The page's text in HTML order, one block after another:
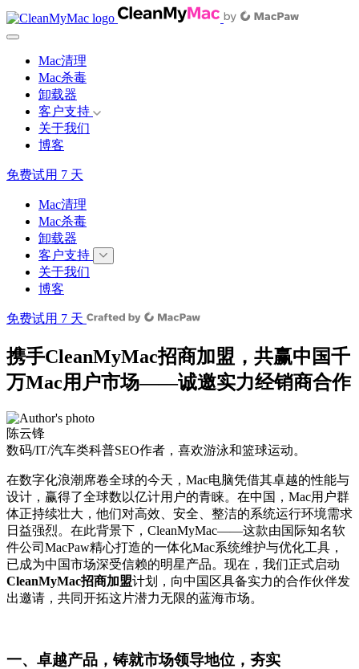
Mac清理
Mac杀毒
卸载器
客户支持
关于我们
博客
免费试用 7 天
Mac清理
Mac杀毒
卸载器
客户支持
关于我们
博客
免费试用 7 天
携手CleanMyMac招商加盟，共赢中国千
万Mac用户市场——诚邀实力经销商合作
陈云锋
数码/IT/汽车类科普SEO作者，喜欢游泳和篮球运动。
在数字化浪潮席卷全球的今天，Mac电脑凭借其卓越的性能与
设计，赢得了全球数以亿计用户的青睐。在中国，Mac用户群
体正持续壮大，他们对高效、安全、整洁的系统运行环境需求
日益强烈。在此背景下，CleanMyMac——这款由国际知名软
件公司MacPaw精心打造的一体化Mac系统维护与优化工具，
已成为中国市场深受信赖的明星产品。现在，我们正式启动
CleanMyMac招商加盟计划，向中国区具备实力的合作伙伴发
出邀请，共同开拓这片潜力无限的蓝海市场。
一、卓越产品，铸就市场领导地位，夯实